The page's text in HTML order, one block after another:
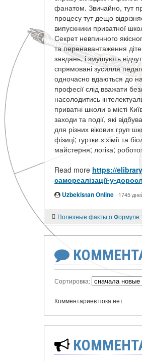
фанатом. Звичайно, тут
процесу тут дещо
випускники приватної
Секрет невпинного
та перенавантаження
завдань, і змушують
спрямовані зусилля
одночасно вдаються до
професії слід вважати
насолодитись
приватні школи в місті
заходи та події, які
для різних вікових груп
фізиці; гуртки з хімії та
майстерня; логіка;
Read more https://
самореалізації-у-
Uzbekistan Online · 1745
Сортировка:
Комментариев пока нет